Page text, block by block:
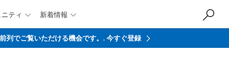
ニティ  新着情報 
列でご覧いただける機会です。. 今すぐ登録